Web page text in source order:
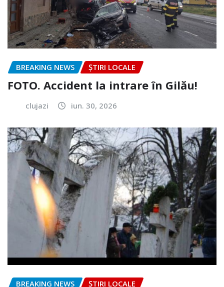
BREAKING NEWS ȘTIRI LOCALE
FOTO. Accident la intrare în Gilău!
clujazi iun. 30, 2026
BREAKING NEWS ȘTIRI LOCALE